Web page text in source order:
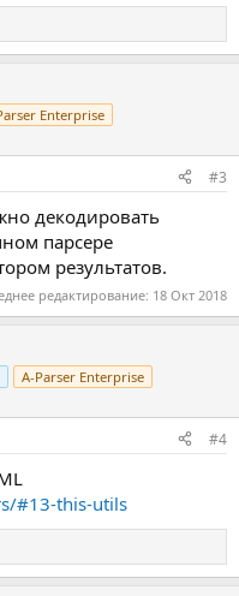
Enterprise
#3
декодировать
парсере
результатов.
редактирование: 18 Окт 2018
A-Parser Enterprise
#4
#13-this-utils